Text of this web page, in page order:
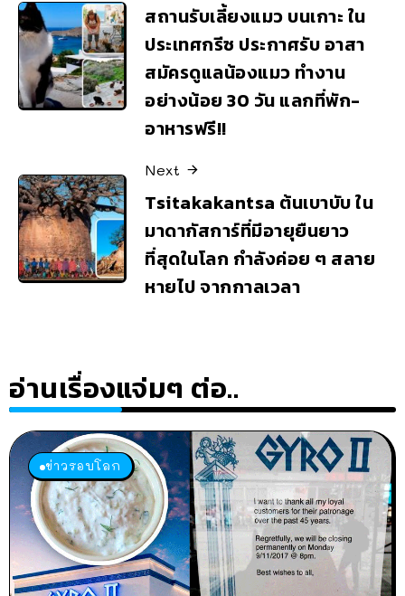
สถานรับเลี้ยงแมว บนเกาะ ใน
ประเทศกรีซ ประกาศรับ อาสา
สมัครดูแลน้องแมว ทำงาน
อย่างน้อย 30 วัน แลกที่พัก-
อาหารฟรี!!
Next
Tsitakakantsa ต้นเบาบับ ใน
มาดากัสการ์ที่มีอายุยืนยาว
ที่สุดในโลก กำลังค่อย ๆ สลาย
หายไป จากกาลเวลา
อ่านเรื่องแจ่มๆ ต่อ..
ข่าวรอบโลก